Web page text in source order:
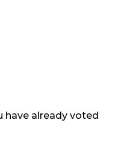
have already voted